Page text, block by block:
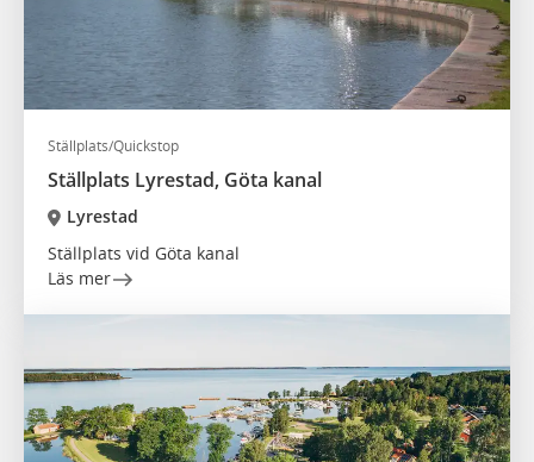
Ställplats/Quickstop
Ställplats Lyrestad, Göta kanal
Lyrestad
Ställplats vid Göta kanal
Läs mer